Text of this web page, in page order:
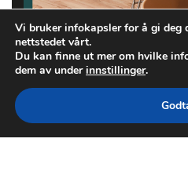
Vi bruker infokapsler for å gi deg
nettstedet vårt.
Du kan finne ut mer om hvilke
dem av underinnstillinger.